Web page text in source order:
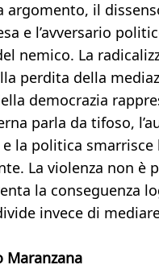
argomento, il
e l’avversario
nemico. La
perdita della
democrazia
parla da tifoso,
la politica smarrisce
La violenza non è
la conseguenza
invece di
Maranzana